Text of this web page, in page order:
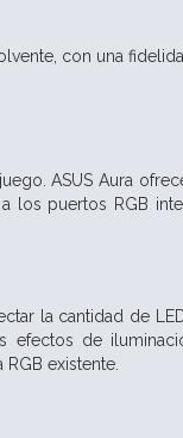
con una
ASUS Aura
los puertos RGB
la cantidad de
efectos de
existente.